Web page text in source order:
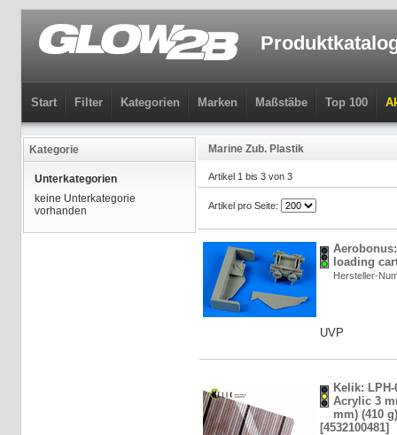
Start Filter Kategorien Marken Maßstäbe Top 100
Kategorie
Unterkategorien
keine Unterkategorie
vorhanden
Marine Zub. Plastik
Artikel 1 bis 3 von 3
Artikel pro Seite:
loading
Hersteller-
UVP
Kelik:
Acrylic 3
mm) (410
[4532100481]